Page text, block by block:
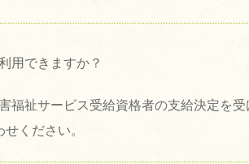
用できますか？
福祉サービス受給資格者の支給決定を
ください。